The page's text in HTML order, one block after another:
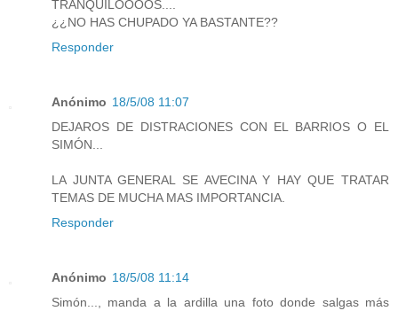
TRANQUILOOOOS....
¿¿NO HAS CHUPADO YA BASTANTE??
Responder
Anónimo 18/5/08 11:07
DEJAROS DE DISTRACIONES CON EL BARRIOS O EL
SIMÓN...
LA JUNTA GENERAL SE AVECINA Y HAY QUE TRATAR
TEMAS DE MUCHA MAS IMPORTANCIA.
Responder
Anónimo 18/5/08 11:14
Simón..., manda a la ardilla una foto donde salgas más